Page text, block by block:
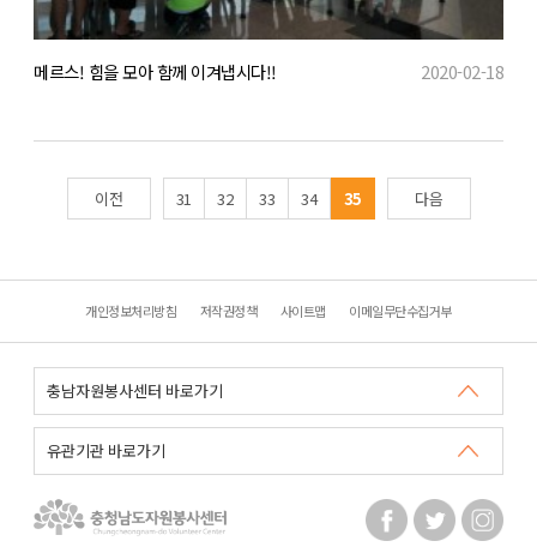
메르스! 힘을 모아 함께 이겨냅시다!! 2020-02-18
이전 31 32 33 34 35 다음
개인정보처리방침 저작권정책 사이트맵 이메일무단수집거부